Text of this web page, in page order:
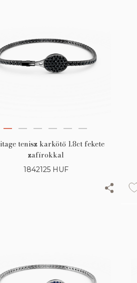
tenisz karkötő 1.8ct fekete
zafírokkal
1842125 HUF